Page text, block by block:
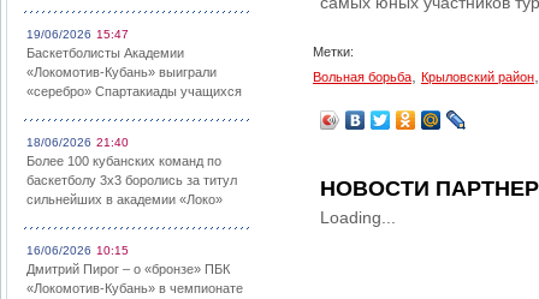
19/06/2026 15:47
Баскетболисты Академии
«Локомотив-Кубань» выиграли
«серебро» Спартакиады учащихся
18/06/2026 21:40
Более 100 кубанских команд по
баскетболу 3х3 боролись за титул
сильнейших в академии «Локо»
16/06/2026 10:15
Дмитрий Пирог – о «бронзе» ПБК
«Локомотив-Кубань» в чемпионате
Метки:
Вольная борьба
Крыловский район
НОВОСТИ
Loading...